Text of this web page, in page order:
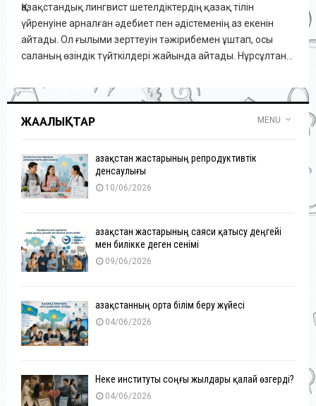
Қазақстандық лингвист шетелдіктердің қазақ тілін
үйренуіне арналған әдебиет пен әдістеменің аз екенін
айтады. Ол ғылыми зерттеуін тәжірибемен ұштап, осы
саланың өзіндік түйткілдері жайында айтады. Нұрсұлтан...
ЖАҢАЛЫҚТАР MENU
Қазақстан жастарының репродуктивтік
денсаулығы
10/06/2026
Қазақстан жастарының саяси қатысу деңгейі
мен билікке деген сенімі
09/06/2026
Қазақстанның орта білім беру жүйесі
04/06/2026
Неке институты соңғы жылдары қалай өзгерді?
04/06/2026